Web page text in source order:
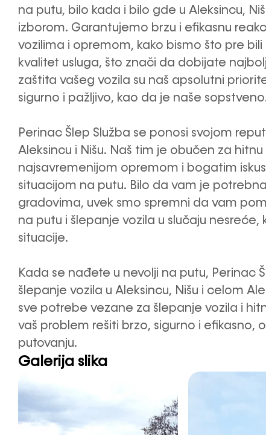
na putu, bilo kada i bilo gde u Aleksincu,
izborom. Garantujemo brzu i efikasnu
vozilima i opremom, kako bismo što pre
kvalitet usluga, što znači da dobijate
zaštita vašeg vozila su naš apsolutni
sigurno i pažljivo, kao da je naše
Perinac Šlep Služba se ponosi svojom
Aleksincu i Nišu. Naš tim je obučen za
najsavremenijom opremom i bogatim
situacijom na putu. Bilo da vam je
gradovima, uvek smo spremni da vam
na putu i šlepanje vozila u slučaju
situacije.
Kada se nađete u nevolji na putu, Perinac
šlepanje vozila u Aleksincu, Nišu i celom
sve potrebe vezane za šlepanje vozila i
vaš problem rešiti brzo, sigurno i efikasno,
putovanju.
Galerija slika